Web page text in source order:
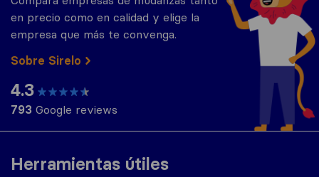
Herramientas útiles
en precio como en calidad y elige la
empresa que más te convenga.
Sobre Sirelo
4.3
793 Google reviews